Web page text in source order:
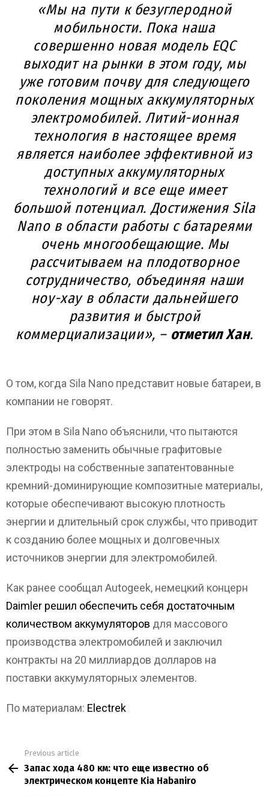
«Мы на пути к безуглеродной
мобильности. Пока наша
совершенно новая модель EQC
выходит на рынки в этом году, мы
уже готовим почву для следующего
поколения мощных аккумуляторных
электромобилей. Литий-ионная
технология в настоящее время
является наиболее эффективной из
доступных аккумуляторных
технологий и все еще имеет
большой потенциал. Достижения Sila
Nano в области работы с батареями
очень многообещающие. Мы
рассчитываем на плодотворное
сотрудничество, объединяя наши
ноу-хау в области дальнейшего
развития и быстрой
коммерциализации», – отметил Хан.
О том, когда Sila Nano представит новые батареи, в
компании не говорят.
При этом в Sila Nano объяснили, что пытаются
полностью заменить обычные графитовые
электроды на собственные запатентованные
кремний-доминирующие композитные материалы,
которые обеспечивают высокую плотность
энергии и длительный срок службы, что приводит
к созданию более мощных и долговечных
источников энергии для электромобилей.
Как ранее сообщал Autogeek, немецкий концерн
Daimler решил обеспечить себя достаточным
количеством аккумуляторов для массового
производства электромобилей и заключил
контракты на 20 миллиардов долларов на
поставки аккумуляторных элементов.
По материалам: Electrek
more
Previous article
Запас хода 480 км: что еще известно об
электрическом концепте Kia Habaniro